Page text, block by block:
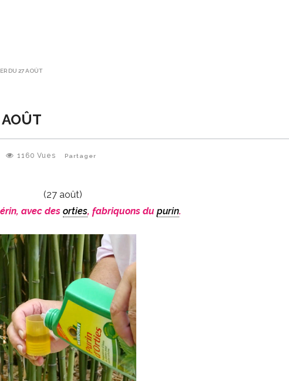
DU 27 AOÛT
1160 Vues Partager
(27 août)
avec des orties, fabriquons du purin.